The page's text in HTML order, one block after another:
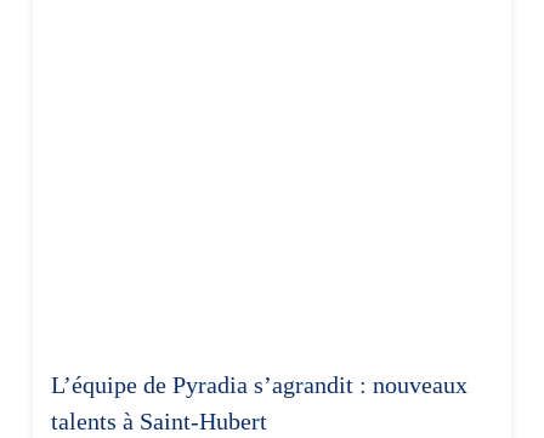
L’équipe de Pyradia s’agrandit : nouveaux
talents à Saint-Hubert